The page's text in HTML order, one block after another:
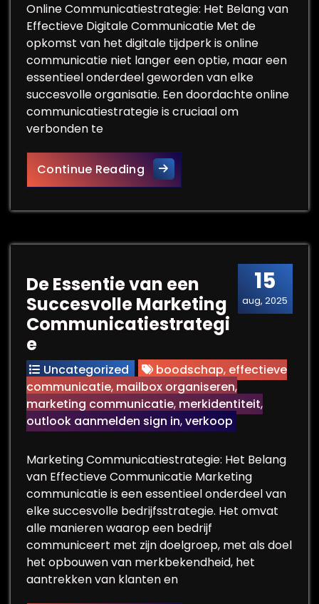
Online Communicatiestrategie: Het Belang van
Effectieve Digitale Communicatie Met de
opkomst van het digitale tijdperk is online
communicatie niet langer een optie, maar een
essentieel onderdeel geworden van elke
succesvolle organisatie. Een doordachte online
communicatiestrategie is cruciaal om
verbonden te
Continue ReadingOptimaliseer jouw Online
15
aug, 2025
De Essentie van een
Succesvolle Marketing
Communicatiestrategi
e
Uncategorized boodschap, effectieve
communicatie, mailbox organiseren,
marketing communicatie, merkidentiteit,
outlook aanmelden sign in,verkoop
Marketing Communicatiestrategie: Het Belang
van Effectieve Communicatie Marketing
communicatie is een essentieel onderdeel van
elke succesvolle bedrijfsstrategie. Het omvat
alle manieren waarop een bedrijf
communiceert met zijn doelgroep, met als doel
het opbouwen van merkbekendheid, het
aantrekken van klanten en